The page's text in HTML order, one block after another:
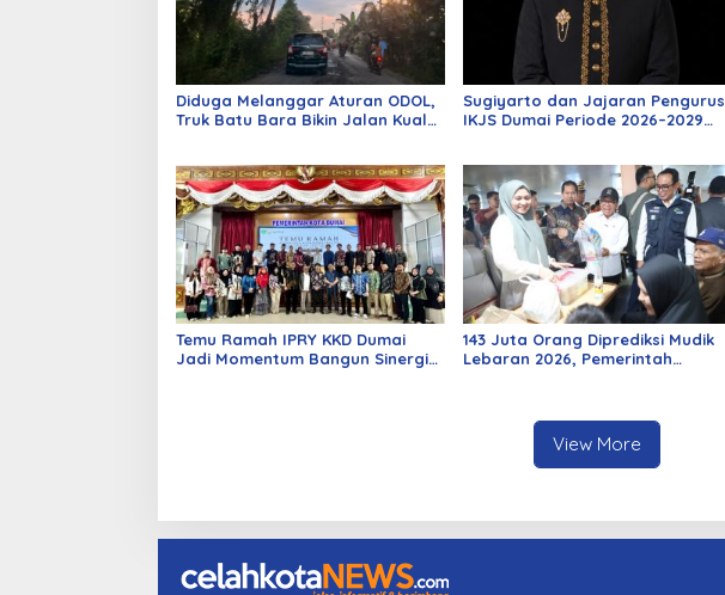
Diduga Melanggar Aturan ODOL,
Truk Batu Bara Bikin Jalan Kuala
Sugiyarto dan Jajaran Pengurus
IKJS Dumai Periode 2026–2029
Temu Ramah IPRY KKD Dumai
Jadi Momentum Bangun Sinergi
143 Juta Orang Diprediksi Mudik
Lebaran 2026, Pemerintah
View More